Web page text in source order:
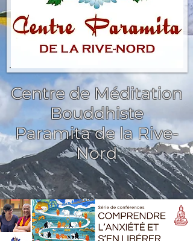
Centre de Méditation
Bouddhiste
Paramita de la Rive-
Nord